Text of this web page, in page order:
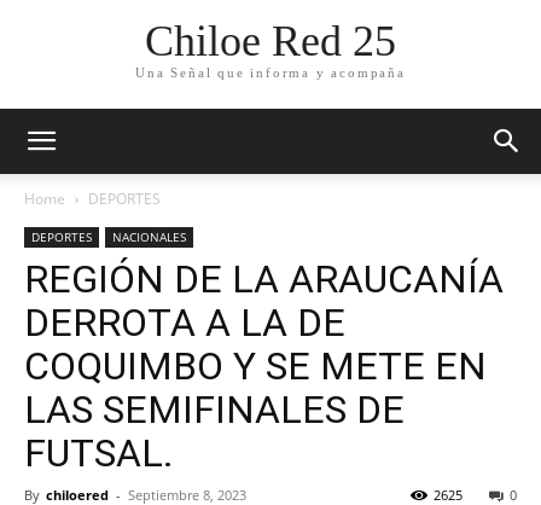
Chiloe Red 25
Una Señal que informa y acompaña
Home DEPORTES
DEPORTES NACIONALES
REGIÓN DE LA ARAUCANÍA
DERROTA A LA DE
COQUIMBO Y SE METE EN
LAS SEMIFINALES DE
FUTSAL.
By chiloered - Septiembre 8, 2023 0
2625